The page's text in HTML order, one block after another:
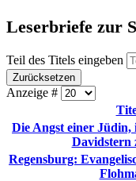
Leserbriefe zur
Teil des Titels eingeben
Zurücksetzen
Anzeige #
Die Angst einer Jüdin,
Davidstern
Regensburg: